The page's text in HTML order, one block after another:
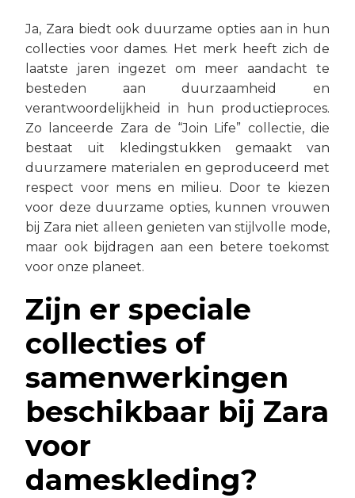
Ja, Zara biedt ook duurzame opties aan in hun
collecties voor dames. Het merk heeft zich de
laatste jaren ingezet om meer aandacht te
besteden aan duurzaamheid en
verantwoordelijkheid in hun productieproces.
Zo lanceerde Zara de “Join Life” collectie, die
bestaat uit kledingstukken gemaakt van
duurzamere materialen en geproduceerd met
respect voor mens en milieu. Door te kiezen
voor deze duurzame opties, kunnen vrouwen
bij Zara niet alleen genieten van stijlvolle mode,
maar ook bijdragen aan een betere toekomst
voor onze planeet.
Zijn er speciale
collecties of
samenwerkingen
beschikbaar bij Zara
voor
dameskleding?